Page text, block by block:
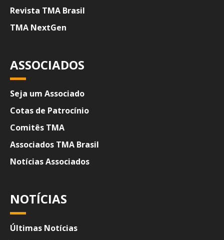
Revista TMA Brasil
TMA NextGen
ASSOCIADOS
Seja um Associado
Cotas de Patrocínio
Comitês TMA
Associados TMA Brasil
Notícias Associados
NOTÍCIAS
Últimas Notícias